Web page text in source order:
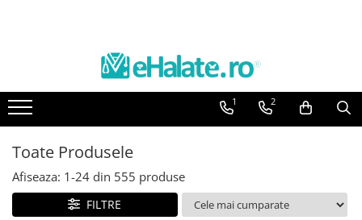
Toate Produsele
Bluze Unisex
Costume Unisex
Bluze Medicale
Bluze unisex cu imprimeuri
1 2
Toate Produsele
Afiseaza: 1-24 din 555 produse
FILTRE